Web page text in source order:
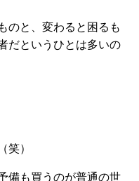
のと、変わると困るも
だというひとは多いの
笑）
備も買うのが普通の世